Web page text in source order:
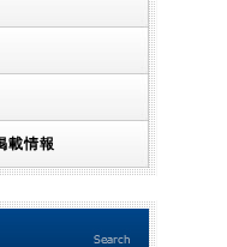
載情報